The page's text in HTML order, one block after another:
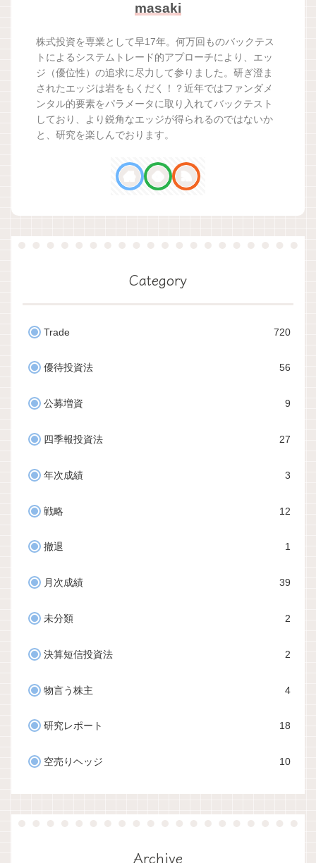
masaki
株式投資を専業として早17年。何万回ものバックテス
トによるシステムトレード的アプローチにより、エッ
ジ（優位性）の追求に尽力して参りました。研ぎ澄ま
されたエッジは岩をもくだく！？近年ではファンダメ
ンタル的要素をパラメータに取り入れてバックテスト
しており、より鋭角なエッジが得られるのではないか
と、研究を楽しんでおります。
Category
Trade 720
優待投資法 56
公募増資 9
四季報投資法 27
年次成績 3
戦略 12
撤退 1
月次成績 39
未分類 2
決算短信投資法 2
物言う株主 4
研究レポート 18
空売りヘッジ 10
Archive